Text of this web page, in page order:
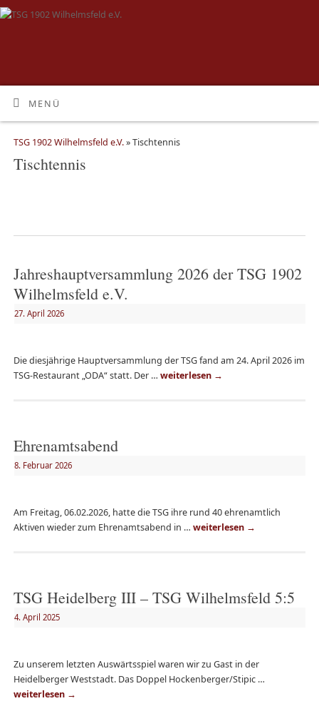
MENÜ
TSG 1902 Wilhelmsfeld e.V.» Tischtennis
Tischtennis
Jahreshauptversammlung 2026 der TSG 1902
Wilhelmsfeld e.V.
27. April 2026
Die diesjährige Hauptversammlung der TSG fand am 24. April 2026 im
TSG-Restaurant „ODA“ statt. Der … weiterlesen →
Ehrenamtsabend
8. Februar 2026
Am Freitag, 06.02.2026, hatte die TSG ihre rund 40 ehrenamtlich
Aktiven wieder zum Ehrenamtsabend in … weiterlesen →
TSG Heidelberg III – TSG Wilhelmsfeld 5:5
4. April 2025
Zu unserem letzten Auswärtsspiel waren wir zu Gast in der
Heidelberger Weststadt. Das Doppel Hockenberger/Stipic …
weiterlesen →